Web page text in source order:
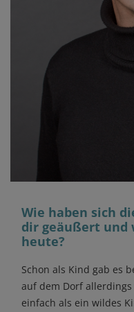
Wie haben sich
dir geäußert und
heute?
Schon als Kind gab es
auf dem Dorf
einfach als ein wildes